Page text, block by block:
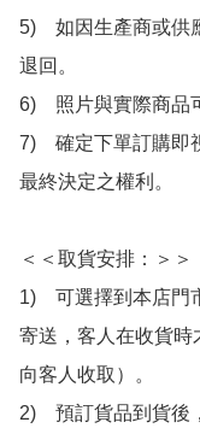
5)　如因生產商或供
退回。
6)　照片與實際商品
7)　確定下單訂購即
最終決定之權利。
＜＜取貨安排：＞＞
1)　可選擇到本店門
寄送，客人在收貨時
向客人收取）。
2)　預訂貨品到貨後